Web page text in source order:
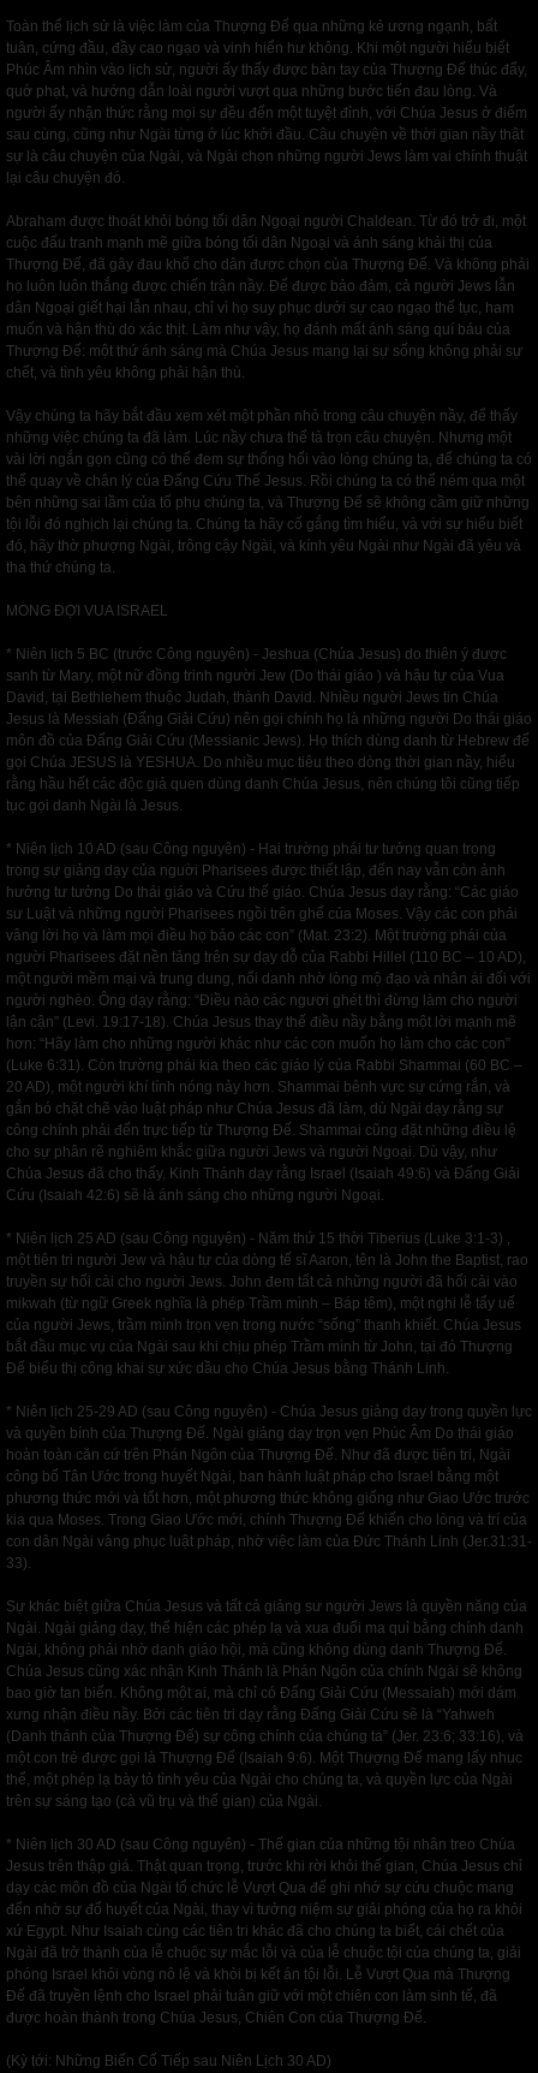
Toàn thể lịch sử là việc làm của Thượng Đế qua những kẻ ương ngạnh, bất
tuân, cứng đầu, đầy cao ngạo và vinh hiển hư không. Khi một người hiểu biết
Phúc Âm nhìn vào lịch sử, người ấy thấy được bàn tay của Thượng Đế thúc đẩy,
quở phạt, và hướng dẫn loài người vượt qua những bước tiến đau lòng. Và
người ấy nhận thức rằng mọi sự đều đến một tuyệt đỉnh, với Chúa Jesus ở điểm
sau cùng, cũng như Ngài từng ở lúc khởi đầu. Câu chuyện về thời gian nầy thật
sự là câu chuyện của Ngài, và Ngài chọn những người Jews làm vai chính thuật
lại câu chuyện đó.
Abraham được thoát khỏi bóng tối dân Ngoại người Chaldean. Từ đó trở đi, một
cuộc đấu tranh mạnh mẽ giữa bóng tối dân Ngoại và ánh sáng khải thị của
Thượng Đế, đã gây đau khổ cho dân được chọn của Thượng Đế. Và không phải
họ luôn luôn thắng được chiến trận nầy. Để được bảo đảm, cả người Jews lẫn
dân Ngoại giết hại lẫn nhau, chỉ vì họ suy phục dưới sự cao ngạo thế tục, ham
muốn và hận thù do xác thịt. Làm như vậy, họ đánh mất ánh sáng quí báu của
Thượng Đế: một thứ ánh sáng mà Chúa Jesus mang lại sự sống không phải sự
chết, và tình yêu không phải hận thù.
Vậy chúng ta hãy bắt đầu xem xét một phần nhỏ trong câu chuyện nầy, để thấy
những việc chúng ta đã làm. Lúc nầy chưa thể tả trọn câu chuyện. Nhưng một
vài lời ngắn gọn cũng có thể đem sự thống hối vào lòng chúng ta, để chúng ta có
thể quay về chân lý của Đấng Cứu Thế Jesus. Rồi chúng ta có thể ném qua một
bên những sai lầm của tổ phụ chúng ta, và Thượng Đế sẽ không cầm giữ những
tội lỗi đó nghịch lại chúng ta. Chúng ta hãy cố gắng tìm hiểu, và với sự hiểu biết
đó, hãy thờ phượng Ngài, trông cậy Ngài, và kính yêu Ngài như Ngài đã yêu và
tha thứ chúng ta.
MONG ĐỢI VUA ISRAEL
* Niên lịch 5 BC (trước Công nguyên) - Jeshua (Chúa Jesus) do thiên ý được
sanh từ Mary, một nữ đồng trinh người Jew (Do thái giáo ) và hậu tự của Vua
David, tại Bethlehem thuộc Judah, thành David. Nhiều người Jews tin Chúa
Jesus là Messiah (Đấng Giải Cứu) nên gọi chính họ là những người Do thái giáo
môn đồ của Đấng Giải Cứu (Messianic Jews). Họ thích dùng danh từ Hebrew để
gọi Chúa JESUS là YESHUA. Do nhiều mục tiêu theo dòng thời gian nầy, hiểu
rằng hầu hết các độc giả quen dùng danh Chúa Jesus, nên chúng tôi cũng tiếp
tục gọi danh Ngài là Jesus.
* Niên lịch 10 AD (sau Công nguyên) - Hai trường phái tư tưởng quan trọng
trong sự giảng dạy của nguời Pharisees được thiết lập, đến nay vẫn còn ảnh
hưởng tư tưởng Do thái giáo và Cứu thế giáo. Chúa Jesus dạy rằng: “Các giáo
sư Luật và những người Pharisees ngồi trên ghế của Moses. Vậy các con phải
vâng lời họ và làm mọi điều họ bảo các con” (Mat. 23:2). Một trường phái của
người Pharisees đặt nền tảng trên sự dạy dỗ của Rabbi Hillel (110 BC – 10 AD),
một người mềm mại và trung dung, nổi danh nhờ lòng mộ đạo và nhân ái đối với
người nghèo. Ông dạy rằng: “Điều nào các ngươi ghét thì đừng làm cho người
lận cận” (Levi. 19:17-18). Chúa Jesus thay thế điều nầy bằng một lời mạnh mẽ
hơn: “Hãy làm cho những người khác như các con muốn họ làm cho các con”
(Luke 6:31). Còn trường phái kia theo các giáo lý của Rabbi Shammai (60 BC –
20 AD), một người khí tính nóng nảy hơn. Shammai bênh vực sự cứng rắn, và
gắn bó chặt chẽ vào luật pháp như Chúa Jesus đã làm, dù Ngài dạy rằng sự
công chính phải đến trực tiếp từ Thượng Đế. Shammai cũng đặt những điều lệ
cho sự phân rẽ nghiêm khắc giữa người Jews và người Ngoại. Dù vậy, như
Chúa Jesus đã cho thấy, Kinh Thánh dạy rằng Israel (Isaiah 49:6) và Đấng Giải
Cứu (Isaiah 42:6) sẽ là ánh sáng cho những người Ngoại.
* Niên lịch 25 AD (sau Công nguyên) - Năm thứ 15 thời Tiberius (Luke 3:1-3) ,
một tiên tri người Jew và hậu tự của dòng tế sĩ Aaron, tên là John the Baptist, rao
truyền sự hối cải cho người Jews. John đem tất cả những người đã hối cải vào
mikwah (từ ngữ Greek nghĩa là phép Trầm mình – Báp têm), một nghi lễ tẩy uế
của người Jews, trầm mình trọn vẹn trong nước “sống” thanh khiết. Chúa Jesus
bắt đầu mục vụ của Ngài sau khi chịu phép Trầm mình từ John, tại đó Thượng
Đế biểu thị công khai sự xức dầu cho Chúa Jesus bằng Thánh Linh.
* Niên lịch 25-29 AD (sau Công nguyên) - Chúa Jesus giảng dạy trong quyền lực
và quyền bính của Thượng Đế. Ngài giảng dạy trọn vẹn Phúc Âm Do thái giáo
hoàn toàn căn cứ trên Phán Ngôn của Thượng Đế. Như đã được tiên tri, Ngài
công bố Tân Ước trong huyết Ngài, ban hành luật pháp cho Israel bằng một
phương thức mới và tốt hơn, một phương thức không giống như Giao Ước trước
kia qua Moses. Trong Giao Ước mới, chính Thượng Đế khiến cho lòng và trí của
con dân Ngài vâng phục luật pháp, nhờ việc làm của Đức Thánh Linh (Jer.31:31-
33).
Sự khác biệt giữa Chúa Jesus và tất cả giảng sư người Jews là quyền năng của
Ngài. Ngài giảng dạy, thể hiện các phép lạ và xua đuổi ma quỉ bằng chính danh
Ngài, không phải nhờ danh giáo hội, mà cũng không dùng danh Thượng Đế.
Chúa Jesus cũng xác nhận Kinh Thánh là Phán Ngôn của chính Ngài sẽ không
bao giờ tan biến. Không một ai, mà chỉ có Đấng Giải Cứu (Messaiah) mới dám
xưng nhận điều nầy. Bởi các tiên tri dạy rằng Đấng Giải Cứu sẽ là “Yahweh
(Danh thánh của Thượng Đế) sự công chính của chúng ta” (Jer. 23:6; 33:16), và
một con trẻ được gọi là Thượng Đế (Isaiah 9:6). Một Thượng Đế mang lấy nhục
thể, một phép lạ bày tỏ tình yêu của Ngài cho chúng ta, và quyền lực của Ngài
trên sự sáng tạo (cà vũ trụ và thế gian) của Ngài.
* Niên lịch 30 AD (sau Công nguyên) - Thế gian của những tội nhân treo Chúa
Jesus trên thập giá. Thật quan trọng, trước khi rời khỏi thế gian, Chúa Jesus chỉ
dạy các môn đồ của Ngài tổ chức lễ Vượt Qua để ghi nhớ sự cứu chuộc mang
đến nhờ sự đổ huyết của Ngài, thay vì tưởng niệm sự giải phóng của họ ra khỏi
xứ Egypt. Như Isaiah cùng các tiên tri khác đã cho chúng ta biết, cái chết của
Ngài đã trở thành của lễ chuộc sự mắc lỗi và của lễ chuộc tội của chúng ta, giải
phóng Israel khỏi vòng nô lệ và khỏi bị kết án tội lỗi. Lễ Vượt Qua mà Thượng
Đế đã truyền lệnh cho Israel phải tuân giữ với một chiên con làm sinh tế, đã
được hoàn thành trong Chúa Jesus, Chiên Con của Thượng Đế.
(Kỳ tới: Những Biến Cố Tiếp sau Niên Lịch 30 AD)